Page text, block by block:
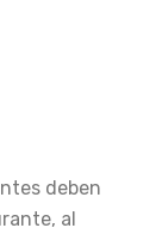
deben
al